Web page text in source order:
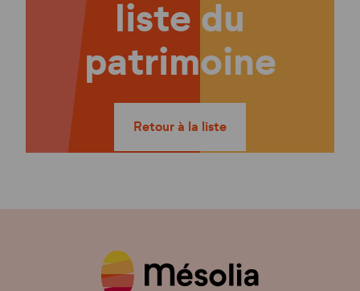
liste du
patrimoine
Retour à la liste